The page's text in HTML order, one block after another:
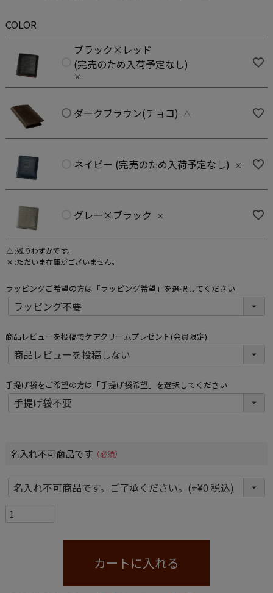
COLOR
ブラック×レッド
(完売のため入荷予定なし)
×
ダークブラウン(チョコ) △
ネイビー (完売のため入荷予定なし) ×
グレー×ブラック ×
△ 残りわずかです。
✕ ただいま在庫がございません。
ラッピングご希望の方は「ラッピング希望」を選択してください
商品レビューを投稿でケアクリームプレゼント(会員限定)
手提げ袋をご希望の方は「手提げ袋希望」を選択してください
名入れ不可商品です
カートに入れる